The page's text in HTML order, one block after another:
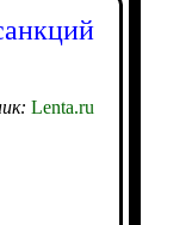
Lenta.ru